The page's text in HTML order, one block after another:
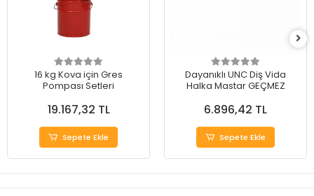
16 kg Kova için Gres
Pompası Setleri
19.167,32 TL
Sepete Ekle
Dayanıklı UNC Diş Vida
Halka Mastar GEÇMEZ
6.896,42 TL
Sepete Ekle